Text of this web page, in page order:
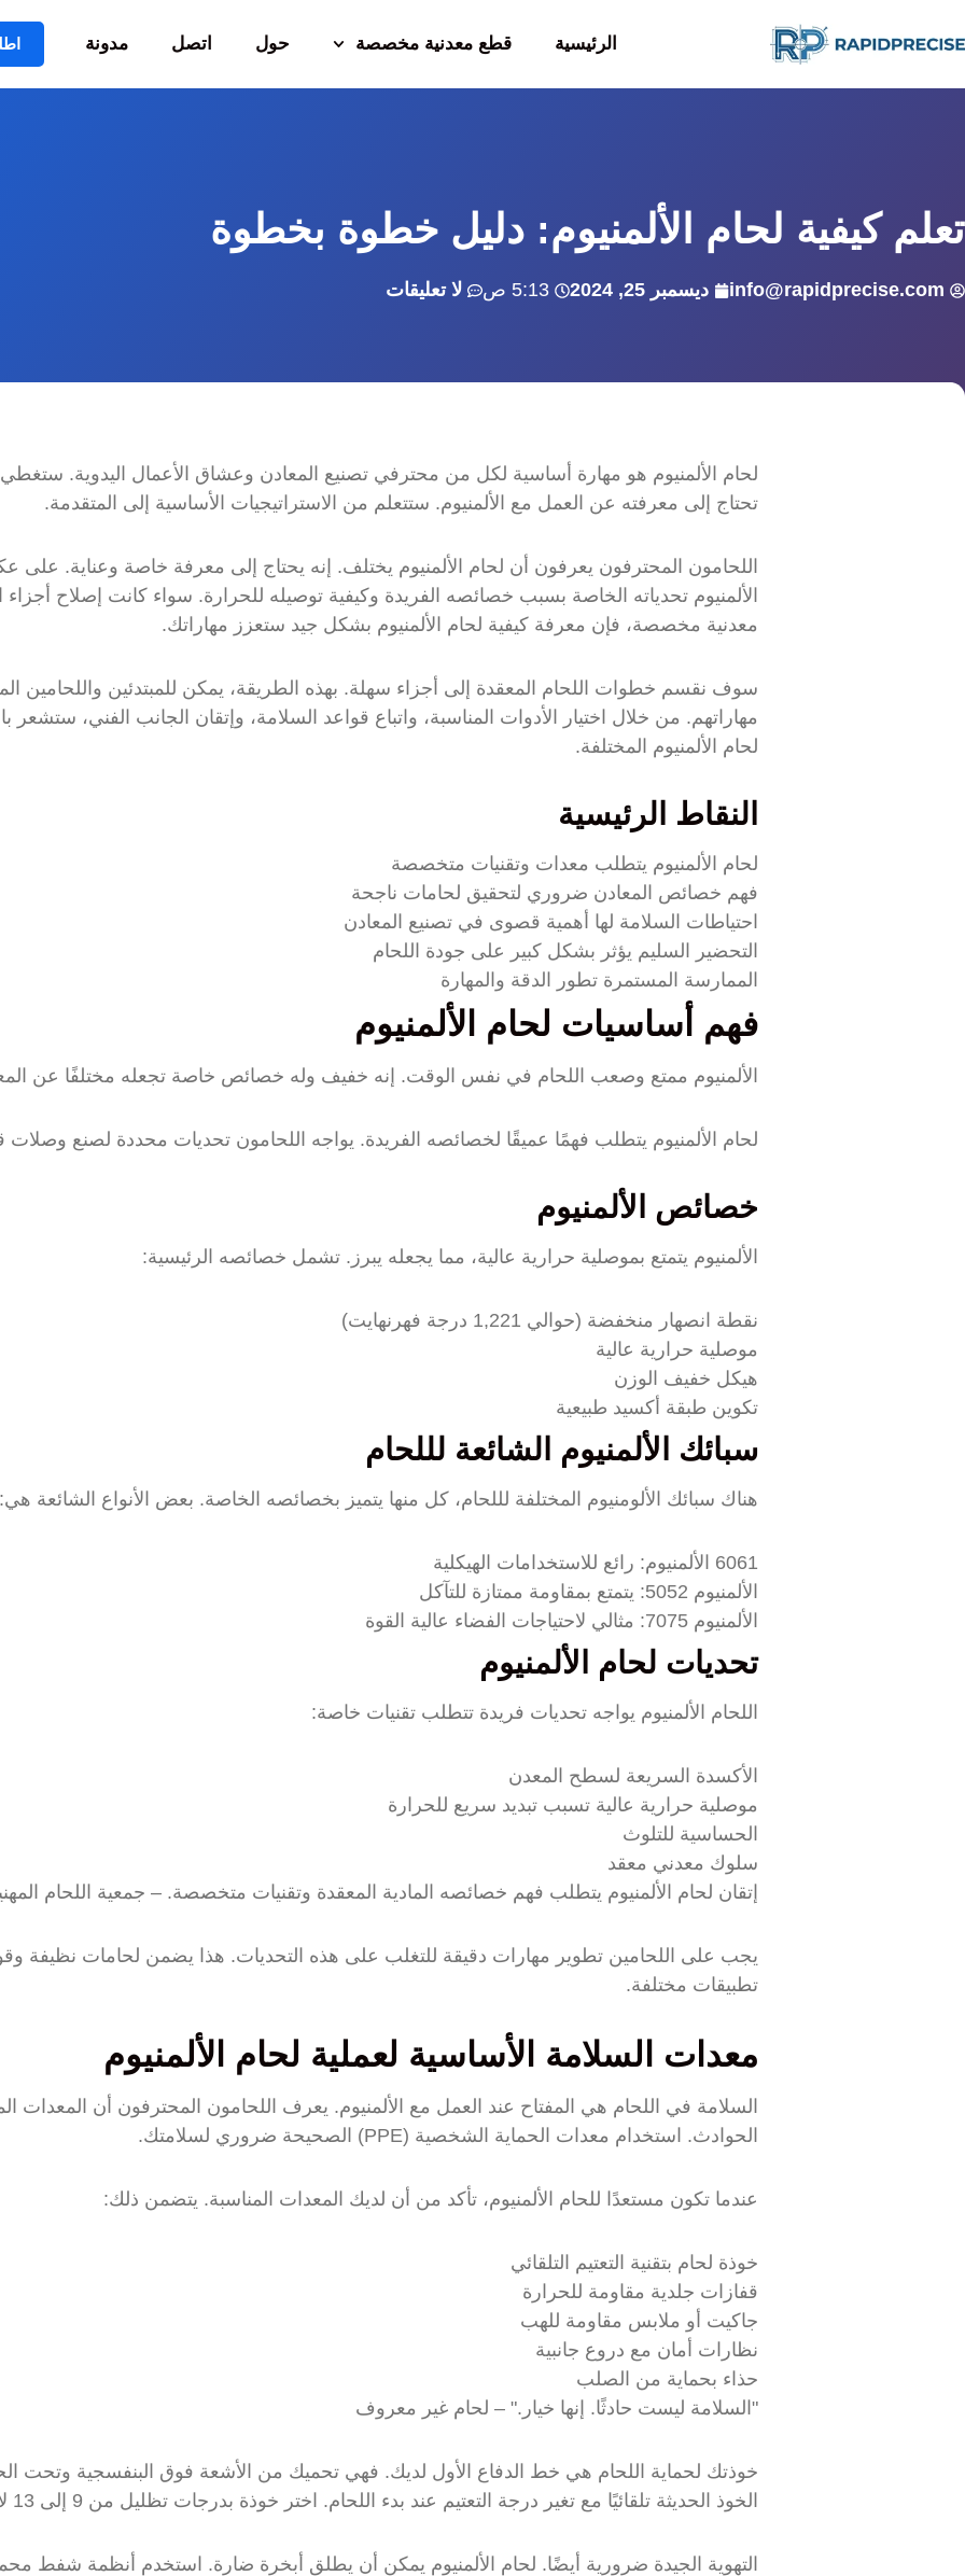
الرئيسية قطع معدنية مخصصة حول اتصل مدونة
تعلم كيفية لحام الألمنيوم: دليل خطوة بخطوة
info@rapidprecise.com ديسمبر 25, 2024 5:13 ص لا تعليقات
لحام الألمنيوم هو مهارة أساسية لكل من محترفي تصنيع المعادن وعشاق الأعمال اليدوية.
تحتاج إلى معرفته عن العمل مع الألمنيوم. ستتعلم من الاستراتيجيات الأساسية إلى المتقدمة.
اللحامون المحترفون يعرفون أن لحام الألمنيوم يختلف. إنه يحتاج إلى معرفة خاصة وعناية.
الألمنيوم تحدياته الخاصة بسبب خصائصه الفريدة وكيفية توصيله للحرارة. سواء كانت إصلاح
معدنية مخصصة، فإن معرفة كيفية لحام الألمنيوم بشكل جيد ستعزز مهاراتك.
سوف نقسم خطوات اللحام المعقدة إلى أجزاء سهلة. بهذه الطريقة، يمكن للمبتدئين واللحامين
مهاراتهم. من خلال اختيار الأدوات المناسبة، واتباع قواعد السلامة، وإتقان الجانب الفني، ستشعر
لحام الألمنيوم المختلفة.
النقاط الرئيسية
لحام الألمنيوم يتطلب معدات وتقنيات متخصصة
فهم خصائص المعادن ضروري لتحقيق لحامات ناجحة
احتياطات السلامة لها أهمية قصوى في تصنيع المعادن
التحضير السليم يؤثر بشكل كبير على جودة اللحام
الممارسة المستمرة تطور الدقة والمهارة
فهم أساسيات لحام الألمنيوم
الألمنيوم ممتع وصعب اللحام في نفس الوقت. إنه خفيف وله خصائص خاصة تجعله مختلفًا عن
لحام الألمنيوم يتطلب فهمًا عميقًا لخصائصه الفريدة. يواجه اللحامون تحديات محددة لصنع وصلات
خصائص الألمنيوم
الألمنيوم يتمتع بموصلية حرارية عالية، مما يجعله يبرز. تشمل خصائصه الرئيسية:
نقطة انصهار منخفضة (حوالي 1,221 درجة فهرنهايت)
موصلية حرارية عالية
هيكل خفيف الوزن
تكوين طبقة أكسيد طبيعية
سبائك الألمنيوم الشائعة لللحام
هناك سبائك الألومنيوم المختلفة لللحام، كل منها يتميز بخصائصه الخاصة. بعض الأنواع الشائعة هي:
6061 الألمنيوم: رائع للاستخدامات الهيكلية
الألمنيوم 5052: يتمتع بمقاومة ممتازة للتآكل
الألمنيوم 7075: مثالي لاحتياجات الفضاء عالية القوة
تحديات لحام الألمنيوم
اللحام الألمنيوم يواجه تحديات فريدة تتطلب تقنيات خاصة:
الأكسدة السريعة لسطح المعدن
موصلية حرارية عالية تسبب تبديد سريع للحرارة
الحساسية للتلوث
سلوك معدني معقد
إتقان لحام الألمنيوم يتطلب فهم خصائصه المادية المعقدة وتقنيات متخصصة. – جمعية اللحام
يجب على اللحامين تطوير مهارات دقيقة للتغلب على هذه التحديات. هذا يضمن لحامات نظيفة
تطبيقات مختلفة.
معدات السلامة الأساسية لعملية لحام الألمنيوم
السلامة في اللحام هي المفتاح عند العمل مع الألمنيوم. يعرف اللحامون المحترفون أن المعدات
الحوادث. استخدام معدات الحماية الشخصية (PPE) الصحيحة ضروري لسلامتك.
عندما تكون مستعدًا للحام الألمنيوم، تأكد من أن لديك المعدات المناسبة. يتضمن ذلك:
خوذة لحام بتقنية التعتيم التلقائي
قفازات جلدية مقاومة للحرارة
جاكيت أو ملابس مقاومة للهب
نظارات أمان مع دروع جانبية
حذاء بحماية من الصلب
"السلامة ليست حادثًا. إنها خيار." – لحام غير معروف
خوذتك لحماية اللحام هي خط الدفاع الأول لديك. فهي تحميك من الأشعة فوق البنفسجية وتحت
الخوذ الحديثة تلقائيًا مع تغير درجة التعتيم عند بدء اللحام. اختر خوذة بدرجات تظليل من 9 إلى 13 لأفضل حماية للعين.
التهوية الجيدة ضرورية أيضًا. لحام الألمنيوم يمكن أن يطلق أبخرة ضارة. استخدم أنظمة شفط